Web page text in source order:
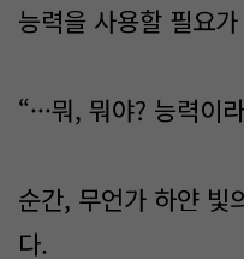
능력을 사용할 필요
“···뭐, 뭐야? 능력이
순간, 무언가 하얀 빛
다.